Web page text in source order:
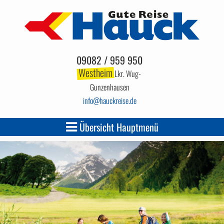
09082 / 959 950
WestheimLkr. Wug-
Gunzenhausen
info hauckreise.de
Übersicht Hauptmenü